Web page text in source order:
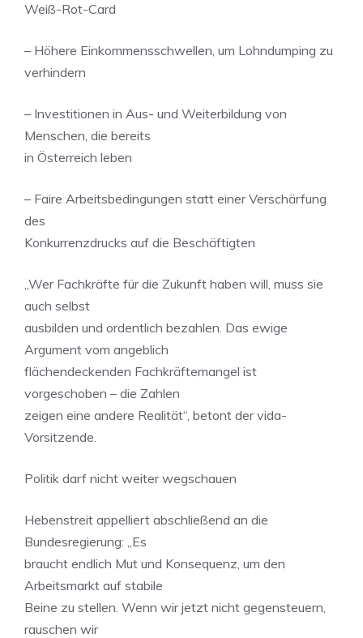
Weiß-Rot-Card
– Höhere Einkommensschwellen, um Lohndumping zu
verhindern
– Investitionen in Aus- und Weiterbildung von
Menschen, die bereits
in Österreich leben
– Faire Arbeitsbedingungen statt einer Verschärfung
des
Konkurrenzdrucks auf die Beschäftigten
„Wer Fachkräfte für die Zukunft haben will, muss sie
auch selbst
ausbilden und ordentlich bezahlen. Das ewige
Argument vom angeblich
flächendeckenden Fachkräftemangel ist
vorgeschoben – die Zahlen
zeigen eine andere Realität“, betont der vida-
Vorsitzende.
Politik darf nicht weiter wegschauen
Hebenstreit appelliert abschließend an die
Bundesregierung: „Es
braucht endlich Mut und Konsequenz, um den
Arbeitsmarkt auf stabile
Beine zu stellen. Wenn wir jetzt nicht gegensteuern,
rauschen wir